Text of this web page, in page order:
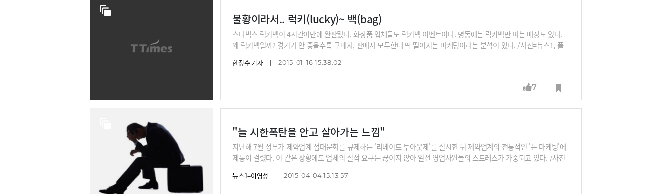
불황이라서.. 럭키(lucky)~ 백(bag)
스타벅스 럭키백이 4시간여만에 완판됐다. 화장품 업체들도 럭키백 이벤트이다. 명동에는 럭키백만 파는 매장도 있다.
왜 럭키백일까? 경기가 안 좋을수록 구매자, 판매자 모두한테 딱 떨어지는 마케팅이라는 분석이 있다. /사진=뉴스1, 플
한정수 기자 2015-01-16 15:38:02
7
"늘 시한폭탄을 안고 살아가는 느낌"
지난해 7월 정부가 제약업계 접대문화를 규제하는 '리베이트 투아웃제'를 실시한 뒤 제약업계의 전통적인 '돈 마케팅'에
제동이 걸렸다. 이 같은 상황에도 업체의 실적 요구는 끊이지 않아 일선 영업사원들의 스트레스가 가중되고 있다. /사진=
뉴스1=이영성 2015-04-04 15:13:57